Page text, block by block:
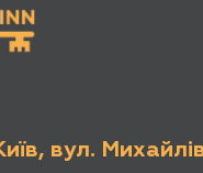
вул.